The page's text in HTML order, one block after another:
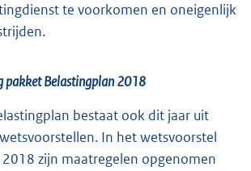
te voorkomen en oneigenlijk
pakket Belastingplan 2018
bestaat ook dit jaar uit
In het wetsvoorstel
zijn maatregelen opgenomen